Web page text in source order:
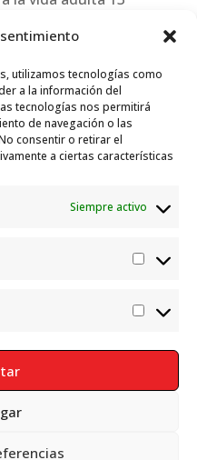
utilizamos tecnologías como
a la información del
tecnologías nos permitirá
de navegación o las
consentir o retirar el
a ciertas características
Siempre activo
de empleo en el
de Protección